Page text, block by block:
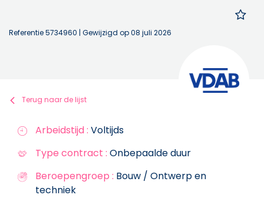
Referentie 5734960 | Gewijzigd op 08 juli 2026
Terug naar de lijst
Arbeidstijd : Voltijds
Type contract : Onbepaalde duur
Beroepengroep : Bouw / Ontwerp en
techniek